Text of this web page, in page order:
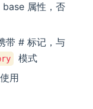
base 属性，否
带 # 标记，与
模式
用